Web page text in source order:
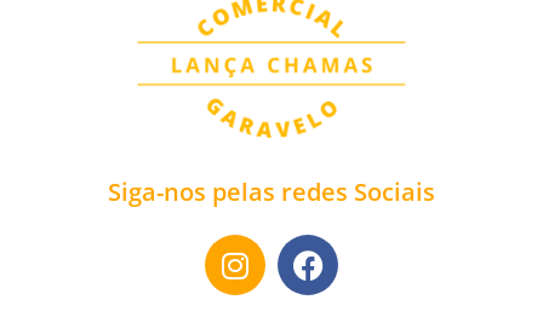
Siga-nos pelas redes Sociais